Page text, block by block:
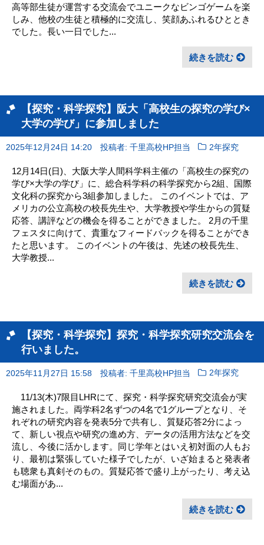
高等部生徒が運営する交流会でユニークなビンゴゲームを楽
しみ、他校の生徒と積極的に交流し、笑顔あふれるひととき
でした。長い一日でした...
続きを読む
【探究・科学探究】阪大「高校生の探究の学び×
大学の学び」に参加しました
2025年12月24日 14:20 投稿者: 千里高校HP担当 2年探究
12月14日(日)、大阪大学人間科学科主催の「高校生の探究の
学び×大学の学び」に、総合科学科の科学探究から2組、国際
文化科の探究から3組参加しました。 このイベントでは、ア
メリカの公立高校の校長先生や、大学教授や学生からの質疑
応答、講評などの機会を得ることができました。 2月の千里
フェスタに向けて、貴重なフィードバックを得ることができ
たと思います。 このイベントの午後は、先述の校長先生、
大学教授...
続きを読む
【探究・科学探究】探究・科学探究研究交流会を
行いました。
2025年11月27日 15:58 投稿者: 千里高校HP担当 2年探究
11/13(木)7限目LHRにて、探究・科学探究研究交流会が実
施されました。両学科2名ずつの4名で1グループとなり、そ
れぞれの研究内容を発表5分で共有し、質疑応答2分によっ
て、新しい視点や研究の進め方、データの活用方法などを交
流し、今後に活かします。同じ学年とはいえ初対面の人もお
り、最初は緊張していた様子でしたが、いざ始まると発表者
も聴衆も真剣そのもの。質疑応答で盛り上がったり、考え込
む場面があ...
続きを読む